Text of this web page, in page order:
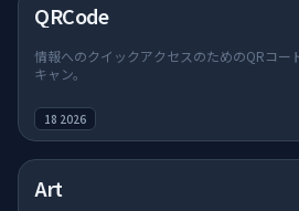
QRCode
情報へのクイックアクセスのためのQRコー
キャン。
18 2026
Art